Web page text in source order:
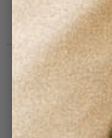
Pour ne rien
futur de Côtelé.